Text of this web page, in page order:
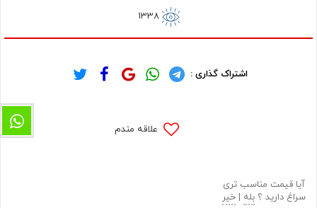
1338
اشتراک گذاری :
علاقه مندم
آیا قیمت مناسب تری
سراغ دارید ؟ بله | خیر